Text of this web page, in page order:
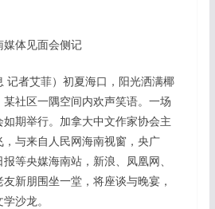
体见面会侧记
记者艾菲）初夏海口，阳光洒满椰
社区一隅空间内欢声笑语。一场
期举行。加拿大中文作家协会主
与来自人民网海南视窗，央广
等央媒海南站，新浪、凤凰网、
新朋围坐一堂，将座谈与晚宴，
沙龙。